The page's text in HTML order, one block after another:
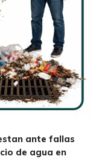
ante fallas
de agua en